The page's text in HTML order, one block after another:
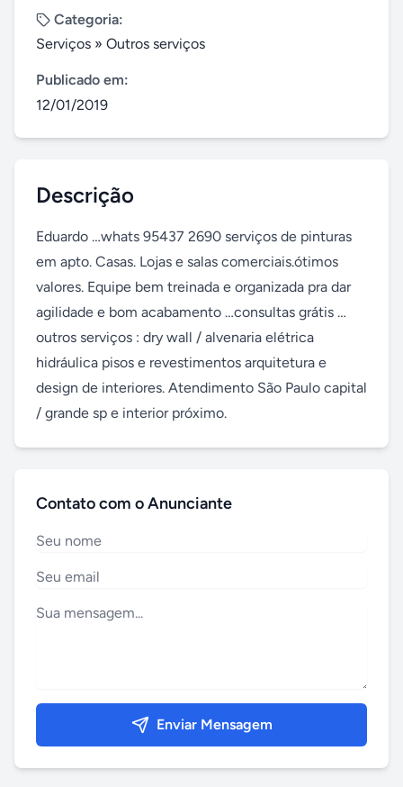
Categoria:
Serviços » Outros serviços
Publicado em:
12/01/2019
Descrição
Eduardo …whats 95437 2690 serviços de pinturas
em apto. Casas. Lojas e salas comerciais.ótimos
valores. Equipe bem treinada e organizada pra dar
agilidade e bom acabamento …consultas grátis …
outros serviços : dry wall / alvenaria elétrica
hidráulica pisos e revestimentos arquitetura e
design de interiores. Atendimento São Paulo capital
/ grande sp e interior próximo.
Contato com o Anunciante
Enviar Mensagem